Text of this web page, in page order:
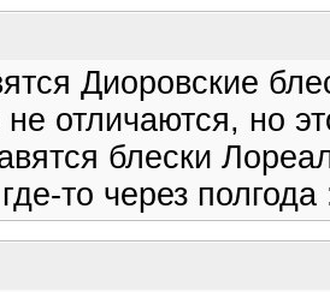
Диоровские
не отличаются, но
блески
то через полгода